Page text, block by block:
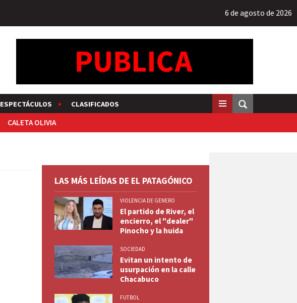
6 de agosto de 2026
ESPECTÁCULOS CLASIFICADOS
CALETA OLIVIA
LAS MÁS LEÍDAS DE EL PATAGÓNICO
VIOLENCIA DE GENERO
El partido de River, el
encierro, el "dealer"
Pinocho y la huida
SOCIEDAD
Evitan un intento de
usurpación en la calle
Chacabuco
FUTBOL